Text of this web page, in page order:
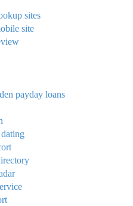
sites
site
payday loans